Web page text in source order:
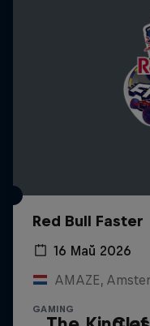
Red Bull Faster
16 Май 2026
AMAZE,
GAMING